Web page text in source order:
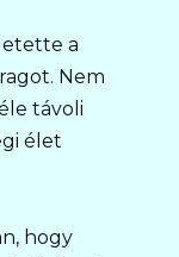
a
Nem
távoli
élet
hogy